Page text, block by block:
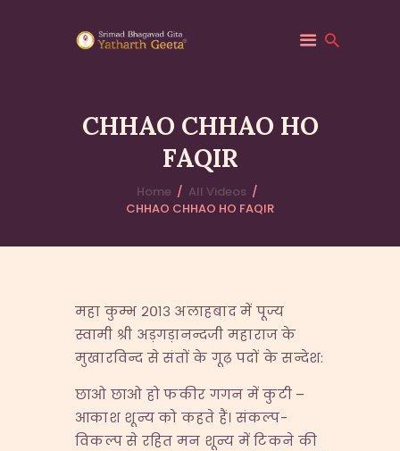
CHHAO CHHAO HO
FAQIR
Home
All Videos
CHHAO CHHAO HO FAQIR
ABOUT YATHARTH
GEETA
BOOKS & PUBLICATION
महा कुम्भ २०१३ अलाहबाद में पूज्य
स्वामी श्री अड़गड़ानन्दजी महाराज के
मुखारविन्द से संतों के गूढ़ पदों के सन्देश:
छाओ छाओ हो फकीर गगन में कुटी –
आकाश शून्य को कहते हैं। संकल्प-
विकल्प से रहित मन शून्य में टिकने की